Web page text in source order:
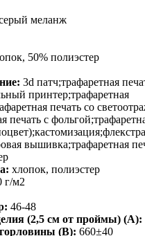
меланж
50% полиэстер
3d патч;трафаретная
принтер;трафаретная
печать со
печать с
вышивка;трафаретная
хлопок, полиэстер
г/м2
46-48
(2,5 см от проймы) (A):
(B): 660±40